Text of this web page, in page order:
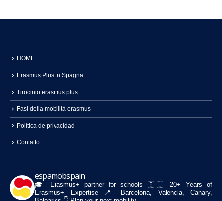
HOME
Erasmus Plus in Spagna
Tirocinio erasmus plus
Fasi della mobilità erasmus
Política de privacidad
Contatto
espamobspain
🎓 Erasmus+ partner for schools 🇪🇺 20+ Years of
Erasmus+ Expertise📍 Barcelona, Valencia, Canary,